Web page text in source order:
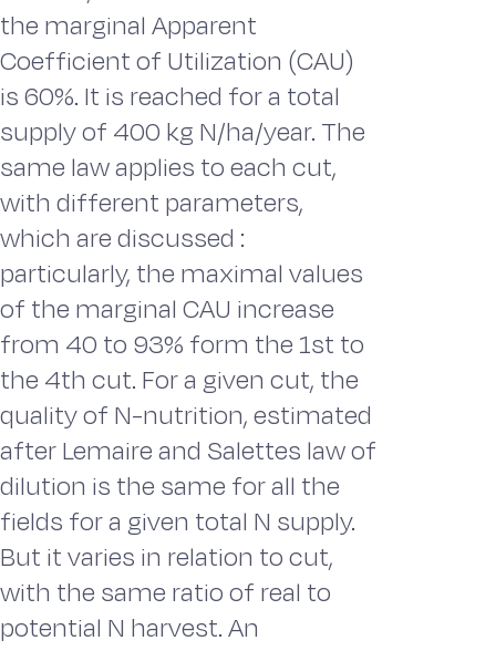
the marginal Apparent
Coefficient of Utilization (CAU)
is 60%. It is reached for a total
supply of 400 kg N/ha/year. The
same law applies to each cut,
with different parameters,
which are discussed :
particularly, the maximal values
of the marginal CAU increase
from 40 to 93% form the 1st to
the 4th cut. For a given cut, the
quality of N-nutrition, estimated
after Lemaire and Salettes law of
dilution is the same for all the
fields for a given total N supply.
But it varies in relation to cut,
with the same ratio of real to
potential N harvest. An